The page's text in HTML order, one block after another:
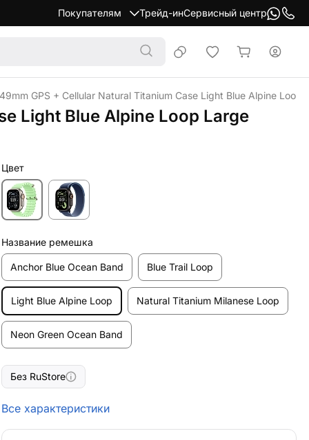
Покупателям Трейд-инСервисный центр
GPS + Cellular Natural Titanium Case Light Blue Alpine Loop
Light Blue Alpine Loop Large
Цвет
Название ремешка
Anchor Blue Ocean Band Blue Trail Loop
Light Blue Alpine Loop Natural Titanium Milanese Loop
Neon Green Ocean Band
Без RuStore
Все характеристики